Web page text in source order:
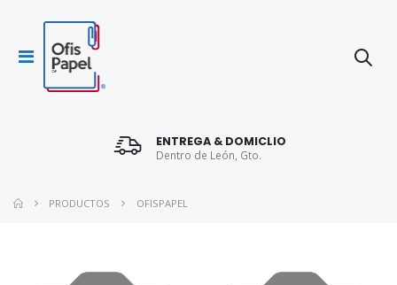
ENTREGA & DOMICLIO
Dentro de León, Gto.
PRODUCTOS OFISPAPEL